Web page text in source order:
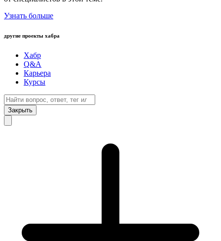
Узнать больше
другие проекты хабра
Хабр
Q&A
Карьера
Курсы
Закрыть